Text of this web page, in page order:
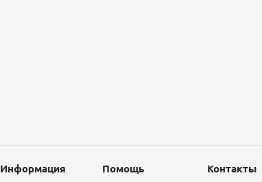
Информация Помощь Контакты